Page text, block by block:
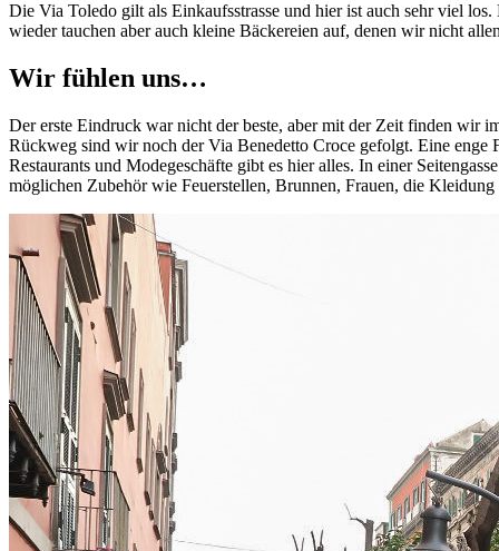
Die Via Toledo gilt als Einkaufsstrasse und hier ist auch sehr viel
wieder tauchen aber auch kleine Bäckereien auf, denen wir nicht
Wir fühlen uns…
Der erste Eindruck war nicht der beste, aber mit der Zeit finden wir
Rückweg sind wir noch der Via Benedetto Croce gefolgt. Eine enge
Restaurants und Modegeschäfte gibt es hier alles. In einer
möglichen Zubehör wie Feuerstellen, Brunnen, Frauen, die Kleidung